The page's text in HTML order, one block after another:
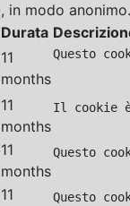
in modo anonimo.
Durata
11
months
Questo
11
months
Il cookie
11
months
Questo
11
Questo